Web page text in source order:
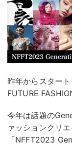
昨年からスター
FUTURE
今年は話題の
ァッションクリ
「NFFT2023